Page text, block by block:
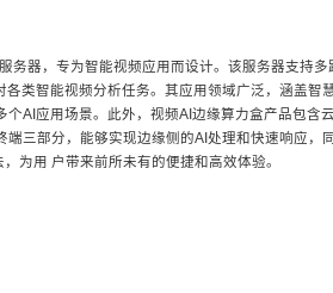
务器，专为智能视频应用而设计。该服务器支持多
类智能视频分析任务。其应用领域广泛，涵盖智
AI应用场景。此外，视频AI边缘算力盒产品包含
三部分，能够实现边缘侧的AI处理和快速响应，
为用 户带来前所未有的便捷和高效体验。